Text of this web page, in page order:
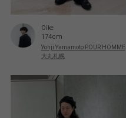
Oike
174cm
Yohji Yamamoto POUR HOMME
大丸札幌